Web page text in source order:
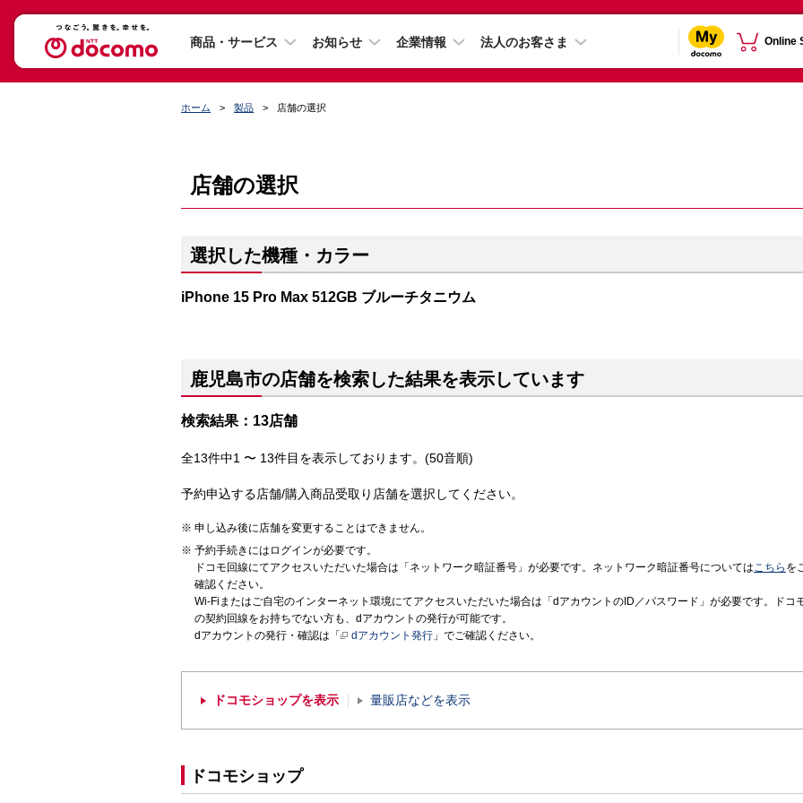
商品・サービス お知らせ 企業情報 法人のお客さま Online
ホーム 製品 店舗の選択
店舗の選択
選択した機種・カラー
iPhone 15 Pro Max 512GB ブルーチタニウム
鹿児島市の店舗を検索した結果を表示しています
検索結果：13店舗
全13件中1 〜 13件目を表示しております。(50音順)
予約申込する店舗/購入商品受取り店舗を選択してください。
申し込み後に店舗を変更することはできません。
予約手続きにはログインが必要です。
ドコモ回線にてアクセスいただいた場合は「ネットワーク暗証番号」が必要です。ネットワーク暗証番号についてはこちら を
確認ください。
Wi-Fiまたはご自宅のインターネット環境にてアクセスいただいた場合は「dアカウントのID／パスワード」が必要です。ドコ
の契約回線をお持ちでない方も、dアカウントの発行が可能です。
dアカウントの発行・確認は「
dアカウント発行 」でご確認ください。
ドコモショップを表示 量販店などを表示
ドコモショップ